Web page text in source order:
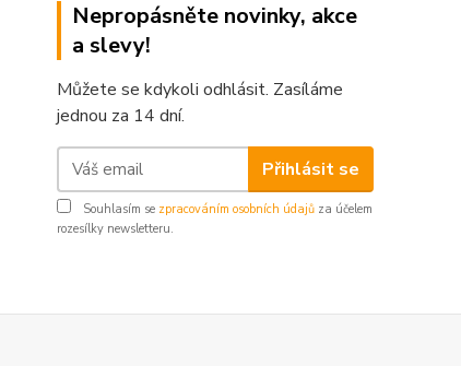
Nepropásněte novinky, akce
a slevy!
Můžete se kdykoli odhlásit. Zasíláme
jednou za 14 dní.
Přihlásit se
Souhlasím se zpracováním osobních údajů za účelem
rozesílky newsletteru.